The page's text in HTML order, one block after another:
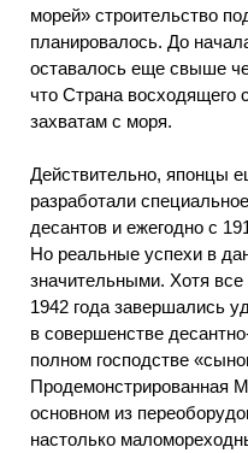
морей» строительство
планировалось. До
оставалось еще свыше
что Страна восходящего
захватам с моря.
Действительно, японцы
разработали
десантов и ежегодно с
Но реальные успехи в
значительными. Хотя
1942 года завершались
в совершенстве
полном господстве
Продемонстрированная
основном из
настолько